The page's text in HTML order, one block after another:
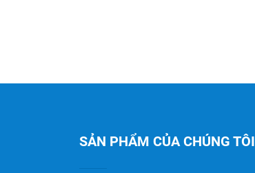
SẢN PHẨM CỦA CHÚNG TÔI